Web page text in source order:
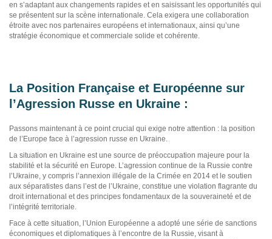
en s’adaptant aux changements rapides et en saisissant les opportunités qui
se présentent sur la scène internationale. Cela exigera une collaboration
étroite avec nos partenaires européens et internationaux, ainsi qu’une
stratégie économique et commerciale solide et cohérente.
La Position Française et Européenne sur
l’Agression Russe en Ukraine :
Passons maintenant à ce point crucial qui exige notre attention : la position
de l’Europe face à l’agression russe en Ukraine.
La situation en Ukraine est une source de préoccupation majeure pour la
stabilité et la sécurité en Europe. L’agression continue de la Russie contre
l’Ukraine, y compris l’annexion illégale de la Crimée en 2014 et le soutien
aux séparatistes dans l’est de l’Ukraine, constitue une violation flagrante du
droit international et des principes fondamentaux de la souveraineté et de
l’intégrité territoriale.
Face à cette situation, l’Union Européenne a adopté une série de sanctions
économiques et diplomatiques à l’encontre de la Russie, visant à